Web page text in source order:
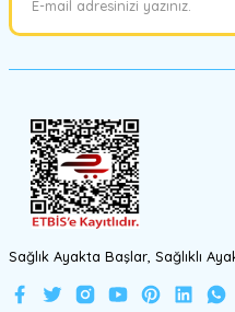
Ürün bilgilerinde hatalar
Sağlık Ayakta Başlar, Sağlıklı